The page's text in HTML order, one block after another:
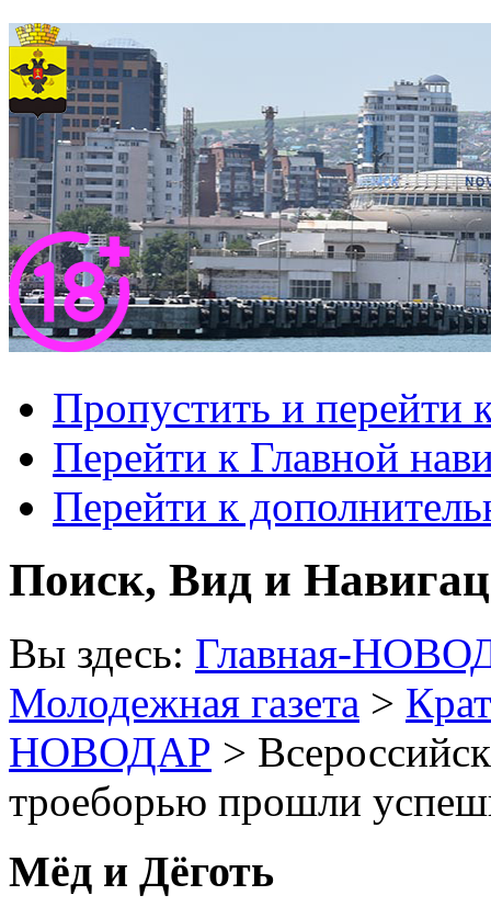
Пропустить и перейти
Перейти к Главной
Перейти к
Поиск, Вид и
Вы здесь: Главная-
Молодежная газета >
НОВОДАР >
троеборью прошли
Мёд и Дёготь